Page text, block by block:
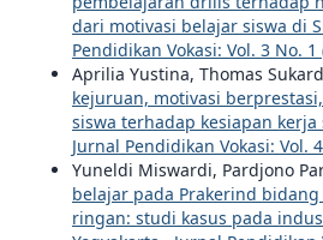
dari motivasi belajar siswa di
Pendidikan Vokasi: Vol. 3 No. 1
Aprilia Yustina, Thomas
kejuruan, motivasi
siswa terhadap kesiapan kerja
Jurnal Pendidikan Vokasi: Vol.
Yuneldi Miswardi, Pardjono
belajar pada Prakerind
ringan: studi kasus pada